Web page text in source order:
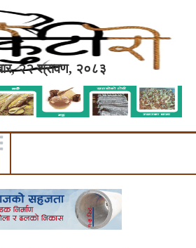
२२ श्रावण, २०८३